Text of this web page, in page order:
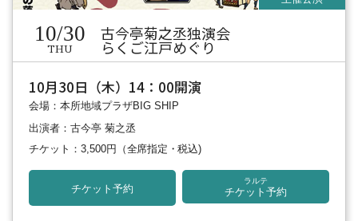
10/30
THU
古今亭菊之丞独演会
らくご江戸めぐり
10月30日（木）14：00開演
会場：本所地域プラザBIG SHIP
出演者：古今亭 菊之丞
チケット：3,500円 （全席指定・税込)
チケット予約
ラルテ
チケット予約